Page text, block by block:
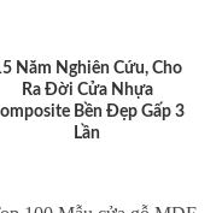
Năm Nghiên Cứu, Cho
Ra Đời Cửa Nhựa
Bền Đẹp Gấp 3
Lần